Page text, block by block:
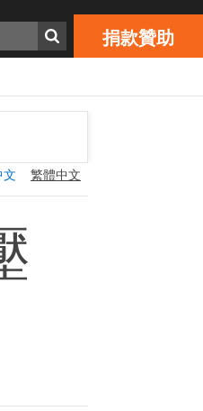
捐款贊助
Print 捐款贊助
繁體中文